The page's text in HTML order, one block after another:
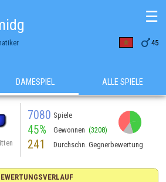
45
☰
DAMESPIEL ALLE SPIELE
7080 Spiele
45% Gewonnen (3208)
241 Durchschn. Gegnerbewertung